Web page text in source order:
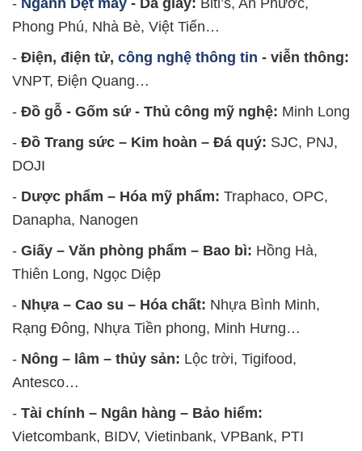
- Ngành Dệt may - Da giầy: Biti’s, An Phước,
Phong Phú, Nhà Bè, Việt Tiến…
- Điện, điện tử, công nghệ thông tin - viễn thông:
VNPT, Điện Quang…
- Đồ gỗ - Gốm sứ - Thủ công mỹ nghệ: Minh Long
- Đồ Trang sức – Kim hoàn – Đá quý: SJC, PNJ,
DOJI
- Dược phẩm – Hóa mỹ phẩm: Traphaco, OPC,
Danapha, Nanogen
- Giấy – Văn phòng phẩm – Bao bì: Hồng Hà,
Thiên Long, Ngọc Diệp
- Nhựa – Cao su – Hóa chất: Nhựa Bình Minh,
Rạng Đông, Nhựa Tiền phong, Minh Hưng…
- Nông – lâm – thủy sản: Lộc trời, Tigifood,
Antesco…
- Tài chính – Ngân hàng – Bảo hiểm:
Vietcombank, BIDV, Vietinbank, VPBank, PTI